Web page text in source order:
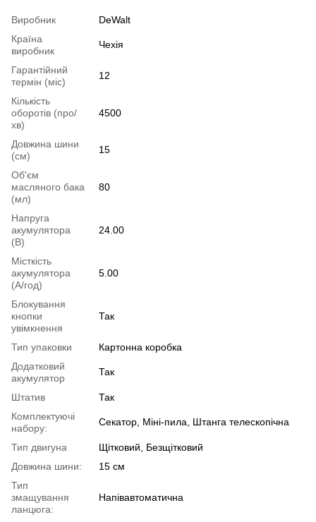
Виробник
DeWalt
Країна
виробник
Чехія
Гарантійний
термін (міс)
12
Кількість
оборотів (про/
хв)
4500
Довжина шини
(см)
15
Об'єм
масляного бака
(мл)
80
Напруга
акумулятора
(В)
24.00
Місткість
акумулятора
(А/год)
5.00
Блокування
кнопки
увімкнення
Так
Тип упаковки
Картонна коробка
Додатковий
акумулятор
Так
Штатив
Так
Комплектуючі
набору:
Секатор, Міні-пила, Штанга телескопічна
Тип двигуна
Щітковий, Безщітковий
Довжина шини:
15 см
Тип
змащування
ланцюга:
Напівавтоматична